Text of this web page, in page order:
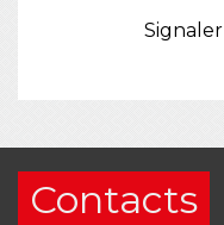
Contacts